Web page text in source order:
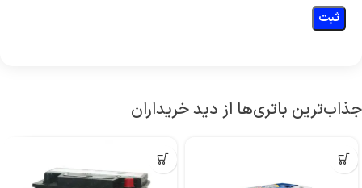
جذاب‌ترین باتری‌ها از دید خریداران